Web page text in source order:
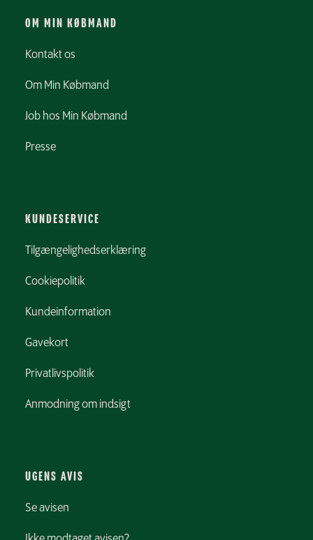
OM MIN KØBMAND
Kontakt os
Om Min Købmand
Job hos Min Købmand
Presse
KUNDESERVICE
Tilgængelighedserklæring
Cookiepolitik
Kundeinformation
Gavekort
Privatlivspolitik
Anmodning om indsigt
UGENS AVIS
Se avisen